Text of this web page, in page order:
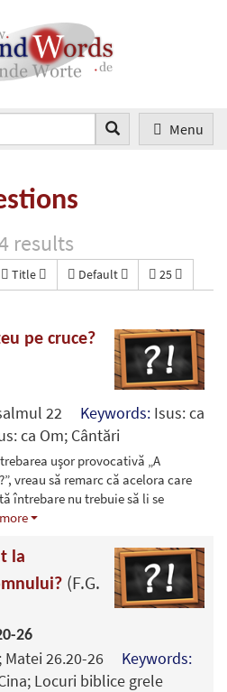
Menu
results
Title Default 25
pe cruce?
22 Keywords: Isus: ca
ca Om; Cântări
uşor provocativă „A
vreau să remarc că acelora care
întrebare nu trebuie să li se
more
la
(F.G.
26
Matei 26.20-26 Keywords:
Locuri biblice grele